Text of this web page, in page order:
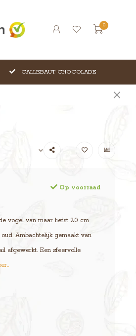
0
CALLEBAUT CHOCOLADE
Op voorraad
vogel van maar liefst 20 cm
Ambachtelijk gemaakt van
afgewerkt. Een sfeervolle